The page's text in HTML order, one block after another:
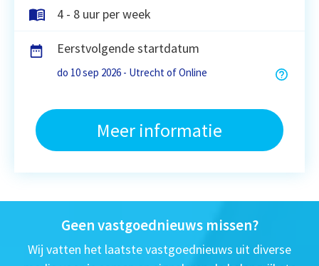
4 - 8 uur per week
Eerstvolgende startdatum
do 10 sep 2026 - Utrecht of Online
Meer informatie
Geen vastgoednieuws missen?
Wij vatten het laatste vastgoednieuws uit diverse